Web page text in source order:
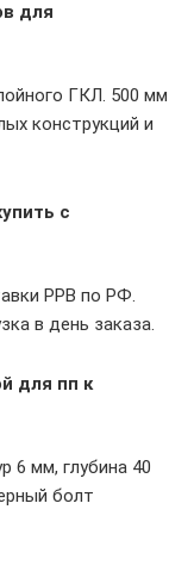
для
ГКЛ. 500 мм
конструкций и
с
PPB по РФ.
в день заказа.
для пп к
6 мм, глубина 40
болт